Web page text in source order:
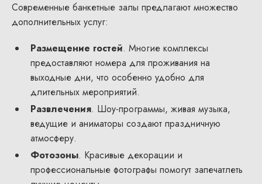
Современные банкетные залы предлагают множество
дополнительных услуг:
Размещение гостей. Многие комплексы
предоставляют номера для проживания на
выходные дни, что особенно удобно для
длительных мероприятий.
Развлечения. Шоу-программы, живая музыка,
ведущие и аниматоры создают праздничную
атмосферу.
Фотозоны. Красивые декорации и
профессиональные фотографы помогут запечатлеть